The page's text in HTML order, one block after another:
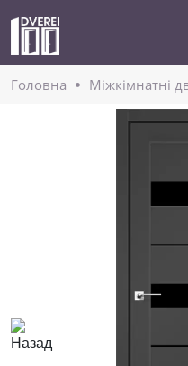
Головнa Міжкімнатні